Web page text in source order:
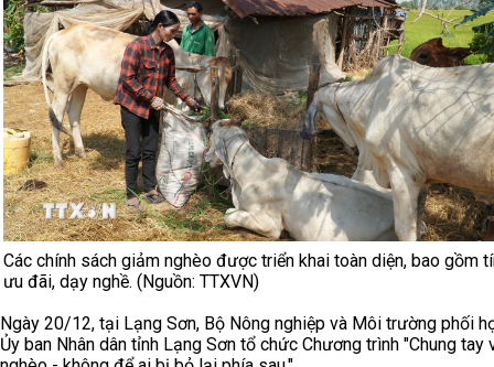
Các chính sách giảm nghèo được triển khai toàn diện, bao gồm
ưu đãi, dạy nghề. (Nguồn: TTXVN)
Ngày 20/12, tại Lạng Sơn, Bộ Nông nghiệp và Môi trường phối
Ủy ban Nhân dân tỉnh Lạng Sơn tổ chức Chương trình "Chung tay